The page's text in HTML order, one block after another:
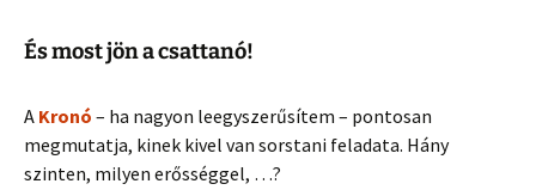
És most jön a csattanó!
A Kronó – ha nagyon leegyszerűsítem – pontosan
megmutatja, kinek kivel van sorstani feladata. Hány
szinten, milyen erősséggel, …?